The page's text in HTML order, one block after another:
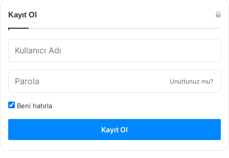
Kayıt Ol
Unuttunuz mu?
Beni hatırla
Kayıt Ol